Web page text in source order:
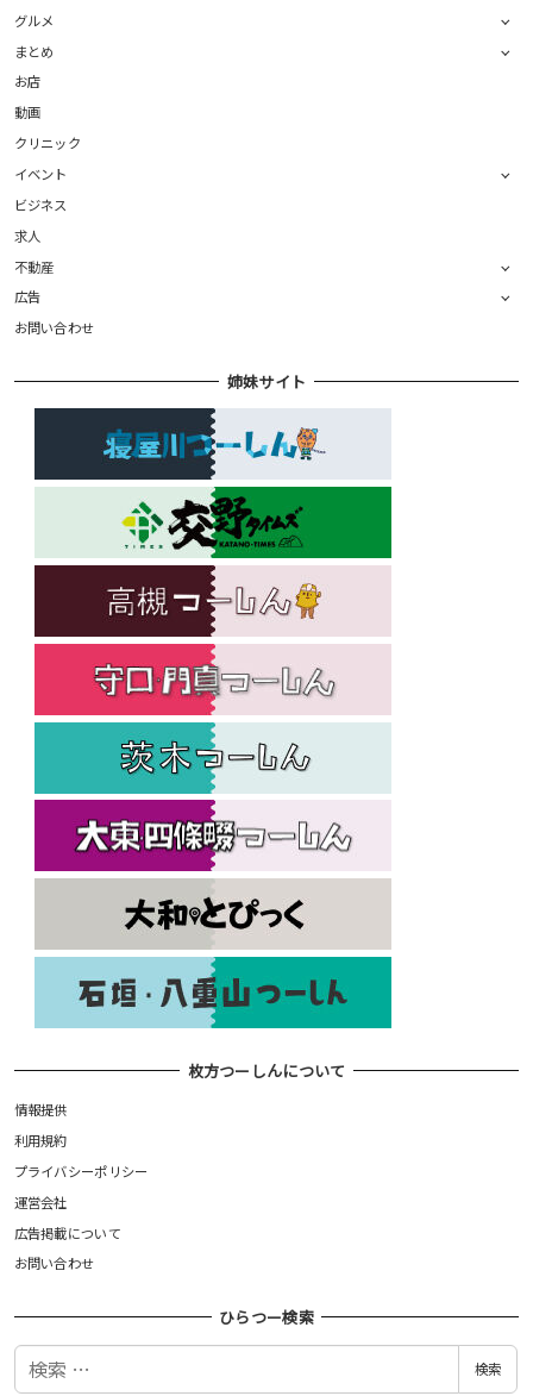
グルメ
まとめ
お店
動画
クリニック
イベント
ビジネス
求人
不動産
広告
お問い合わせ
姉妹サイト
枚方つーしんについて
情報提供
利用規約
プライバシーポリシー
運営会社
広告掲載について
お問い合わせ
ひらつー検索
検
検索